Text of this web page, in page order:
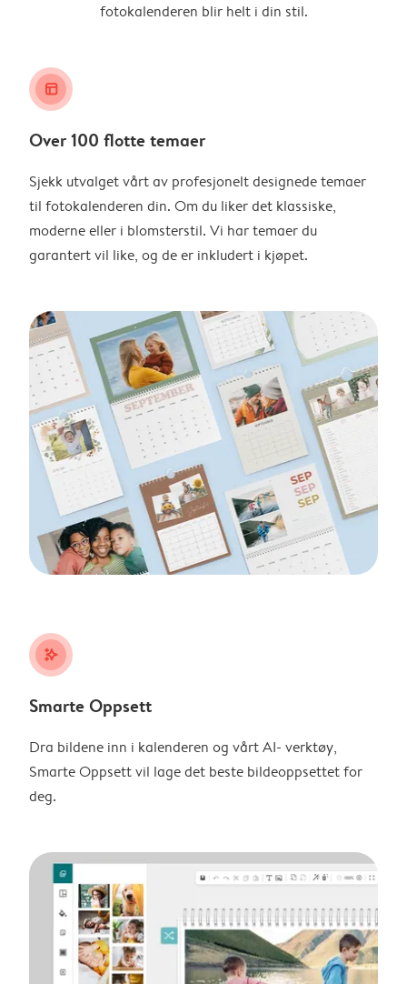
fotokalenderen blir helt i din stil.
layout_alt
Over 100 flotte temaer
Sjekk utvalget vårt av profesjonelt designede temaer
til fotokalenderen din. Om du liker det klassiske,
moderne eller i blomsterstil. Vi har temaer du
garantert vil like, og de er inkludert i kjøpet.
stars_plus
Smarte Oppsett
Dra bildene inn i kalenderen og vårt AI- verktøy,
Smarte Oppsett vil lage det beste bildeoppsettet for
deg.